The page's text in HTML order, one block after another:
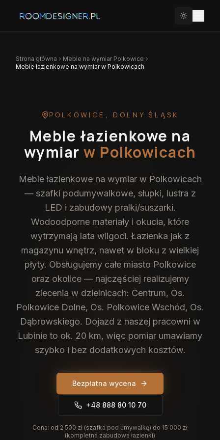
Strona główna Meble na wymiar Polkowice
Meble łazienkowe na wymiar w Polkowicach
POLKOWICE , DOLNY ŚLĄSK
Meble łazienkowe na
wymiar w Polkowicach
Meble łazienkowe na wymiar w Polkowicach
— szafki podumywalkowe, słupki, lustra z
LED i zabudowy pralki/suszarki.
Wodoodporne materiały i okucia, które
wytrzymają lata wilgoci. Łazienka jak z
magazynu wnętrz, nawet w bloku z wielkiej
płyty. Obsługujemy całe miasto Polkowice
oraz okolice — najczęściej realizujemy
zlecenia w dzielnicach: Centrum, Os.
Polkowice Dolne, Os. Polkowice Wschód, Os.
Dąbrowskiego. Dojazd z naszej pracowni w
Lubinie to ok. 20 km, więc pomiar umawiamy
szybko i bez dodatkowych kosztów.
Bezpłatna wycena
+48 888 80 10 70
Cena: od 2 500 zł (szafka pod umywalkę) do 15 000 zł
(kompletna zabudowa łazienki)